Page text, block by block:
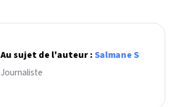
Au sujet de l'auteur :Salmane S
Journaliste